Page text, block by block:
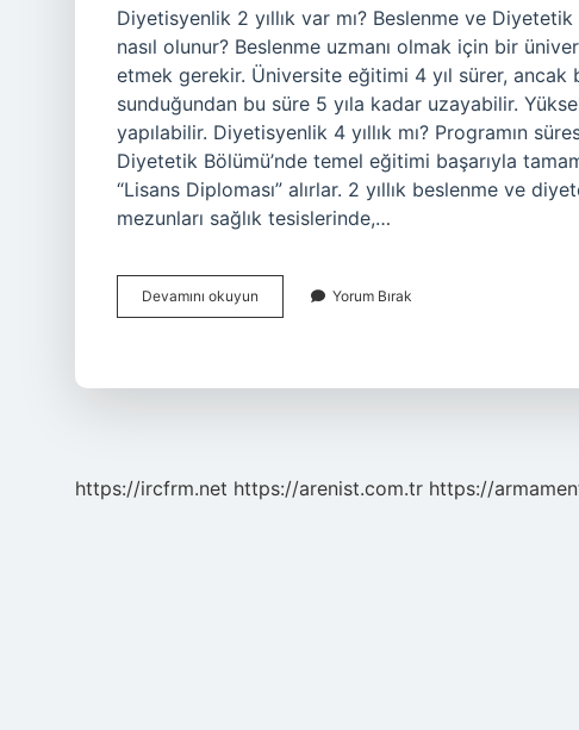
Diyetisyenlik 2 yıllık var mı? Beslenme ve
nasıl olunur? Beslenme uzmanı olmak için bir
etmek gerekir. Üniversite eğitimi 4 yıl sürer, ancak
sunduğundan bu süre 5 yıla kadar uzayabilir.
yapılabilir. Diyetisyenlik 4 yıllık mı? Programın
Diyetetik Bölümü’nde temel eğitimi başarıyla
“Lisans Diploması” alırlar. 2 yıllık beslenme ve
mezunları sağlık tesislerinde,…
Devamını okuyun Beslenme
Uzmanı
Yorum Bırak
https://ircfrm.net https://arenist.com.tr https://